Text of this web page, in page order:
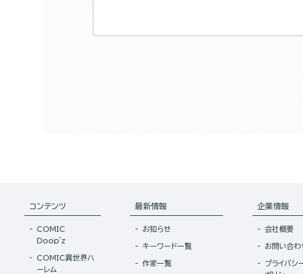
コンテンツ
COMIC
Doop'z
COMIC異世界ハ
ーレム
最新情報
お知らせ
キーワード一覧
作家一覧
企業情報
会社概要
お問い合わ
プライバシ